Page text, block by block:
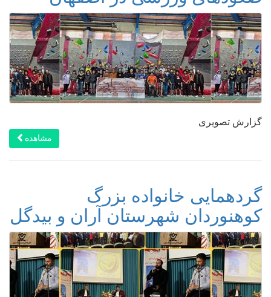
گزارش تصویری
مشاهده
گردهمایی خانواده بزرگ
کوهنوردان شهرستان آران و بیدگل